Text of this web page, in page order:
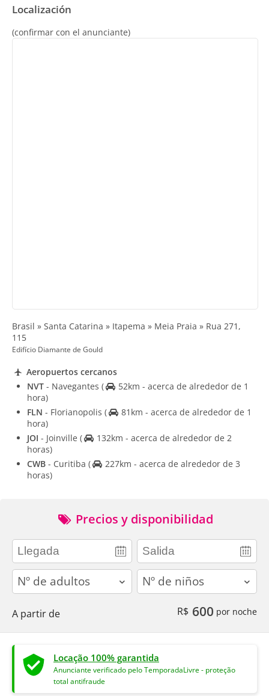
Localización
(confirmar con el anunciante)
Brasil » Santa Catarina » Itapema » Meia Praia » Rua 271,
115
Edifício Diamante de Gould
Aeropuertos cercanos
NVT - Navegantes (
52km - acerca de alrededor de 1
hora)
FLN - Florianopolis (
81km - acerca de alrededor de 1
hora)
JOI - Joinville (
132km - acerca de alrededor de 2
horas)
CWB - Curitiba (
227km - acerca de alrededor de 3
horas)
Precios y disponibilidad
adults children
A partir de R$ 600 por noche
Locação 100% garantida
Anunciante verificado pelo TemporadaLivre - proteção
total antifraude